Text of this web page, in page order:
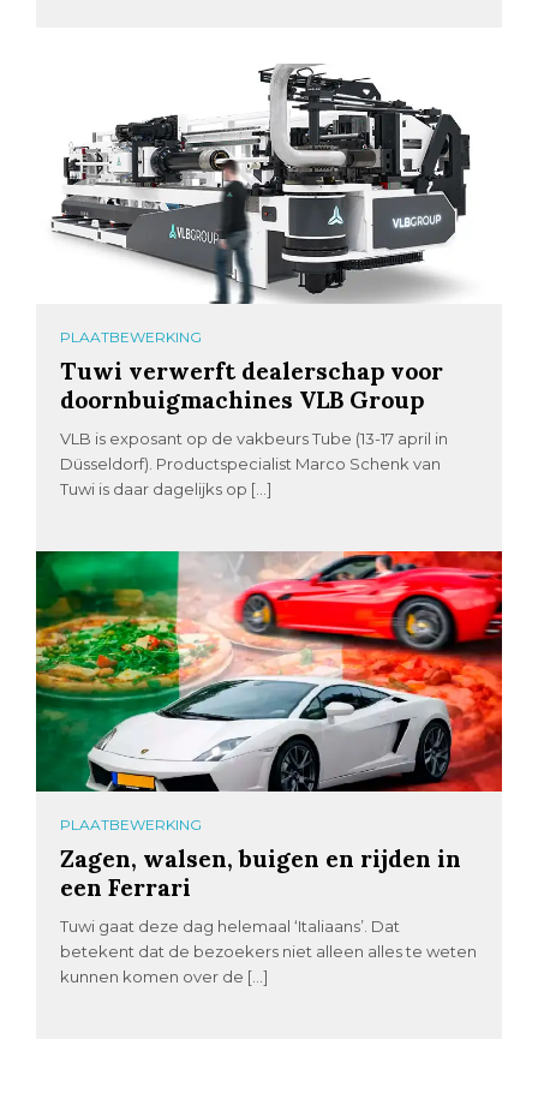
PLAATBEWERKING
Tuwi verwerft dealerschap voor
doornbuigmachines VLB Group
VLB is exposant op de vakbeurs Tube (13-17 april in
Düsseldorf). Productspecialist Marco Schenk van
Tuwi is daar dagelijks op […]
PLAATBEWERKING
Zagen, walsen, buigen en rijden in
een Ferrari
Tuwi gaat deze dag helemaal ‘Italiaans’. Dat
betekent dat de bezoekers niet alleen alles te weten
kunnen komen over de […]